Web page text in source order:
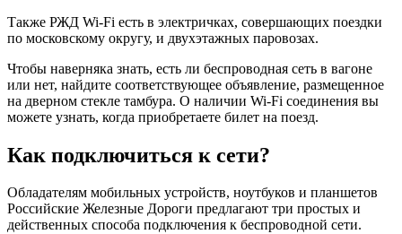
Также РЖД Wi-Fi есть в электричках, совершающих поездки
по московскому округу, и двухэтажных паровозах.
Чтобы наверняка знать, есть ли беспроводная сеть в вагоне
или нет, найдите соответствующее объявление, размещенное
на дверном стекле тамбура. О наличии Wi-Fi соединения вы
можете узнать, когда приобретаете билет на поезд.
Как подключиться к сети?
Обладателям мобильных устройств, ноутбуков и планшетов
Российские Железные Дороги предлагают три простых и
действенных способа подключения к беспроводной сети.